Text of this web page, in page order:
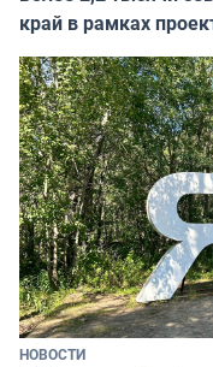
край в рамках
НОВОСТИ